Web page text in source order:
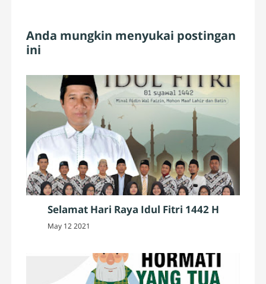
Anda mungkin menyukai postingan
ini
Selamat Hari Raya Idul Fitri 1442 H
May 12 2021